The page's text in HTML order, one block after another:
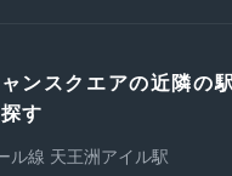
ンスクエアの近隣の
す
ル線 天王洲アイル駅